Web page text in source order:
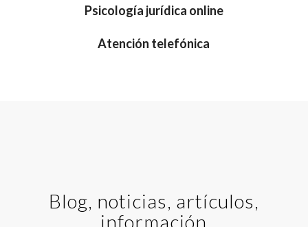
Psicología jurídica online
Atención telefónica
Blog, noticias, artículos,
información